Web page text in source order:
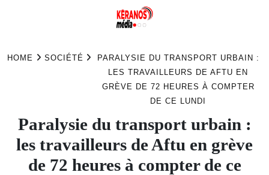
HOME SOCIÉTÉ
PARALYSIE DU TRANSPORT URBAIN :
LES TRAVAILLEURS DE AFTU EN
GRÈVE DE 72 HEURES À COMPTER
DE CE LUNDI
Paralysie du transport urbain :
les travailleurs de Aftu en grève
de 72 heures à compter de ce